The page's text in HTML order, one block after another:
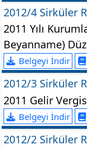
2012/4 Sirküler
2011 Yılı
Beyanname)
Belgeyi İndir
2012/3 Sirküler
2011 Gelir
Belgeyi İndir
2012/2 Sirküler